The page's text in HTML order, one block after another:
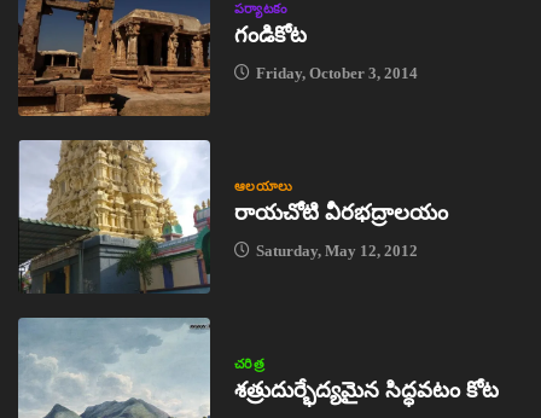
పర్యాటకం
గండికోట
Friday, October 3, 2014
ఆలయాలు
రాయచోటి వీరభద్రాలయం
Saturday, May 12, 2012
చరిత్ర
శత్రుదుర్భేద్యమైన సిద్ధవటం కోట